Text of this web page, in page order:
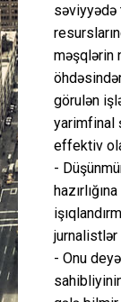
səviyyədə
məşqlərin
görulən
yarimfinal
effektiv
-
- Onu